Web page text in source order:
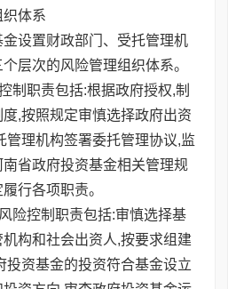
体系
设置财政部门、受托管理机
层次的风险管理组织体系。
职责包括:根据政府授权,制
,按照规定审慎选择政府出资
管理机构签署委托管理协议,监
省政府投资基金相关管理规
行各项职责。
控制职责包括:审慎选择基
构和社会出资人,按要求组建
投资基金的投资符合基金设立